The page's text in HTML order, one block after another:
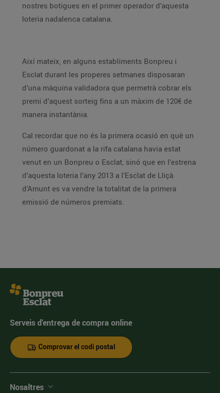
nostres botigues en el primer operador d’aquesta
loteria nadalenca catalana.
Així mateix, en alguns establiments Bonpreu i
Esclat durant les properes setmanes disposaran
d’una màquina validadora que permetrà cobrar els
premi d’aquest sorteig fins a un màxim de 120€ de
manera instantània.
Cal recordar que no és la primera ocasió en què un
número guardonat a la rifa catalana havia estat
venut en un Bonpreu o Esclat, sinó que en l’estrena
d’aquesta loteria l’any 2013 a l’Esclat de Lliçà
d’Amunt es va vendre la totalitat de la primera
emissió de números premiats.
Serveis d'entrega de compra online
Comprovar el codi postal
Nosaltres